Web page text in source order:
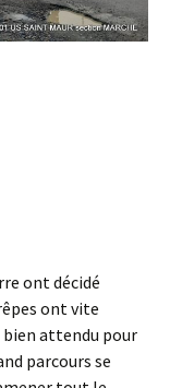
ont décidé
ont vite
attendu pour
parcours se